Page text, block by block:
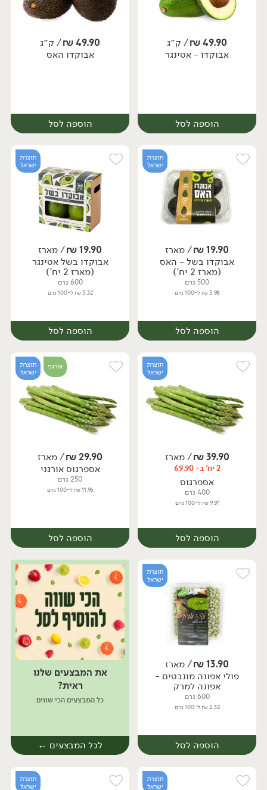
יח׳ יח׳
49.90
₪/ ק״ג
אבוקדו - אטינגר
הוספה לסל
יח׳ ק״ג
49.90
₪/ ק״ג
אבוקדו האס
הוספה לסל
יח׳ ק״ג
תוצרת
ישראל
19.90
₪/ מארז
אבוקדו בשל - האס
(מארז 2 יח')
500 גרם
3.98 ₪ ל-100 גרם
הוספה לסל
מארז
תוצרת
ישראל
19.90
₪/ מארז
אבוקדו בשל אטינגר
(מארז 2 יח')
600 גרם
3.32 ₪ ל-100 גרם
הוספה לסל
מארז
תוצרת
ישראל
39.90
₪/ מארז
2 יח' ב- 69.90
אספרגוס
400 גרם
9.97 ₪ ל-100 גרם
הוספה לסל
מארז
אורגני
תוצרת
ישראל
29.90
₪/ מארז
אספרגוס אורגני
250 גרם
11.96 ₪ ל-100 גרם
הוספה לסל
מארז
תוצרת
ישראל
13.90
₪/ מארז
פולי אפונה מונבטים -
אפונה למרק
600 גרם
2.32 ₪ ל-100 גרם
הוספה לסל
את המבצעים שלנו
ראית?
כל המבצעים הכי שווים
לכל המבצעים ←
תוצרת
ישראל
תוצרת
ישראל